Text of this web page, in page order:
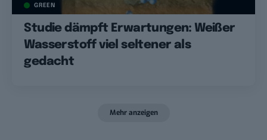
GREEN
Studie dämpft Erwartungen: Weißer
Wasserstoff viel seltener als
gedacht
Mehr anzeigen